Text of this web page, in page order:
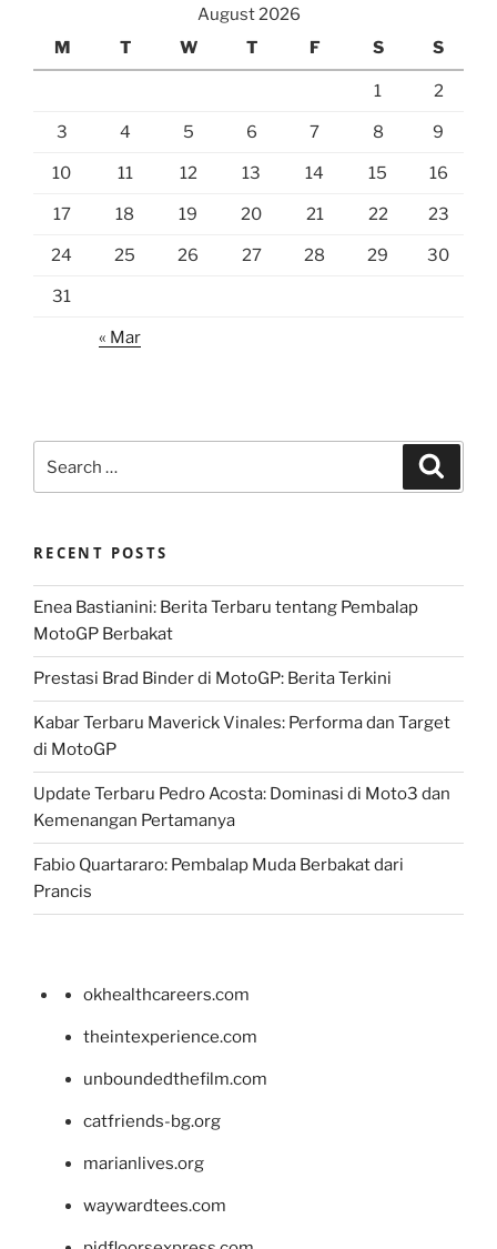
August 2026
M
T W T F S S
1 2
3 4 5 6 7 8 9
10 11 12 13 14 15 16
17 18 19 20 21 22 23
24 25 26 27 28 29 30
31
« Mar
for:
RECENT POSTS
Enea Bastianini: Berita Terbaru tentang Pembalap
MotoGP Berbakat
Prestasi Brad Binder di MotoGP: Berita Terkini
Kabar Terbaru Maverick Vinales: Performa dan Target
di MotoGP
Update Terbaru Pedro Acosta: Dominasi di Moto3 dan
Kemenangan Pertamanya
Fabio Quartararo: Pembalap Muda Berbakat dari
Prancis
okhealthcareers.com
theintexperience.com
unboundedthefilm.com
catfriends-bg.org
marianlives.org
waywardtees.com